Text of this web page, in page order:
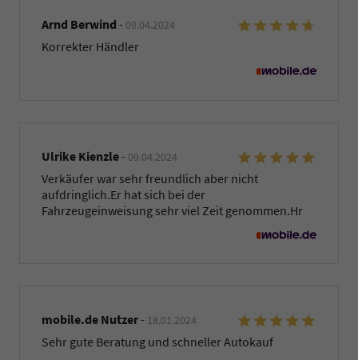
Arnd Berwind- 09.04.2024
Korrekter Händler
Ulrike Kienzle- 09.04.2024
Verkäufer war sehr freundlich aber nicht
aufdringlich.Er hat sich bei der
Fahrzeugeinweisung sehr viel Zeit genommen.Hr
mobile.de Nutzer- 18.01.2024
Sehr gute Beratung und schneller Autokauf